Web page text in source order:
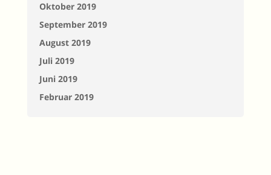
Oktober 2019
September 2019
August 2019
Juli 2019
Juni 2019
Februar 2019